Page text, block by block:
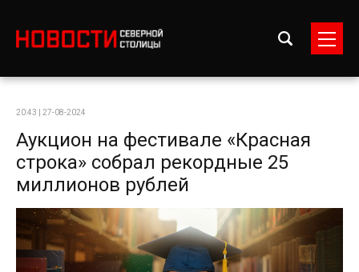
20:43 | 27-08-2024
Аукцион на фестивале «Красная
строка» собрал рекордные 25
миллионов рублей